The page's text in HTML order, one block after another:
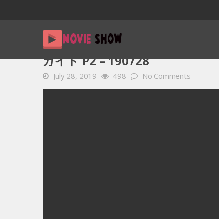
Home
ガイド P2 – 190728
July 28, 2019 498 No Comments